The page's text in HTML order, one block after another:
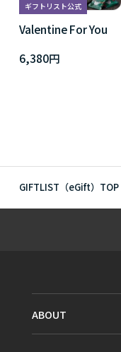
ギフトリスト公式
Valentine For You
6,380円
GIFTLIST（eGift）TOP
ABOUT